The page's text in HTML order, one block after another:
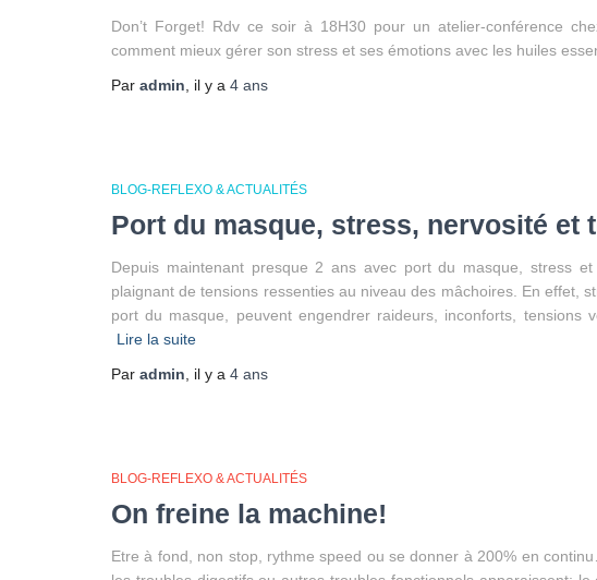
Don’t Forget! Rdv ce soir à 18H30 pour un atelier-conférence
comment mieux gérer son stress et ses émotions avec les huiles
Par admin , il y a 4 ans
BLOG-REFLEXO & ACTUALITÉS
Port du masque, stress, nervosité et
Depuis maintenant presque 2 ans avec port du masque, stress
plaignant de tensions ressenties au niveau des mâchoires. En effet,
port du masque, peuvent engendrer raideurs, inconforts, tensions
Lire la suite
Par admin , il y a 4 ans
BLOG-REFLEXO & ACTUALITÉS
On freine la machine!
Etre à fond, non stop, rythme speed ou se donner à 200% en